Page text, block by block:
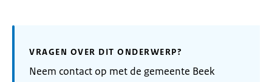
VRAGEN OVER DIT ONDERWERP?
Neem contact op met de gemeente Beek